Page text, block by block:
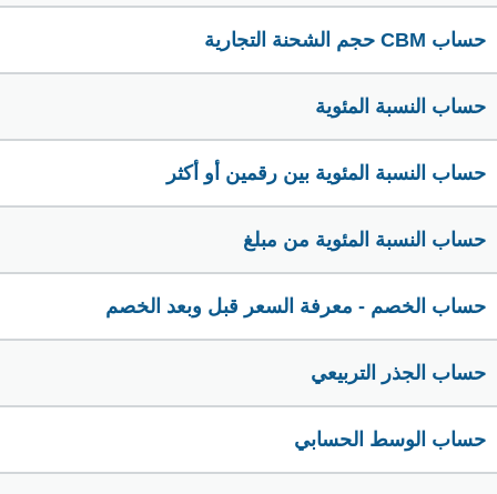
حساب CBM حجم الشحنة التجارية
حساب النسبة المئوية
حساب النسبة المئوية بين رقمين أو أكثر
حساب النسبة المئوية من مبلغ
حساب الخصم - معرفة السعر قبل وبعد الخصم
حساب الجذر التربيعي
حساب الوسط الحسابي